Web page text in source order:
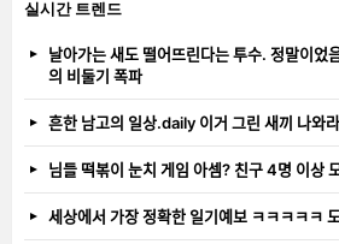
실시간 트렌드
날아가는 새도 떨어뜨린다는 투수.
의 비둘기 폭파
흔한 남고의 일상.daily 이거 그린 새끼
님들 떡볶이 눈치 게임 아셈? 친구 4명
세상에서 가장 정확한 일기예보 ㅋㅋㅋ